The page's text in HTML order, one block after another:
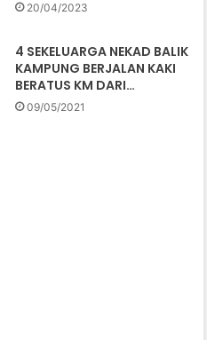
20/04/2023
4 SEKELUARGA NEKAD BALIK
KAMPUNG BERJALAN KAKI
BERATUS KM DARI…
09/05/2021